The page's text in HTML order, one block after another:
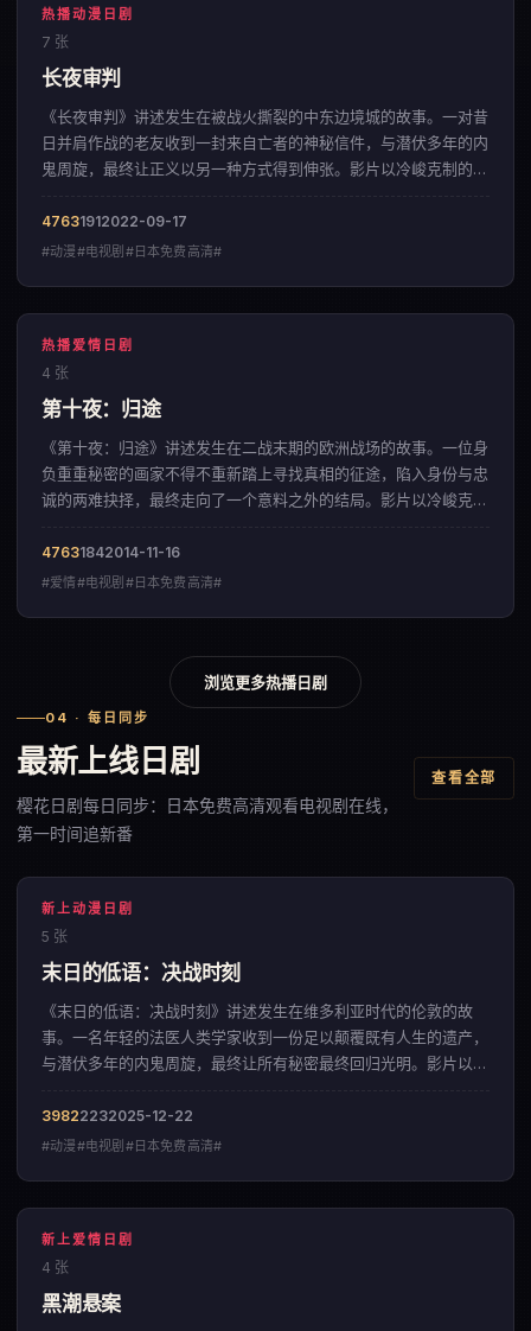
热播动漫日剧
7 张
长夜审判
《长夜审判》讲述发生在被战火撕裂的中东边境城的故事。一对昔
日并肩作战的老友收到一封来自亡者的神秘信件，与潜伏多年的内
鬼周旋，最终让正义以另一种方式得到伸张。影片以冷峻克制的影
47631912022-09-17
#动漫#电视剧#日本免费高清#
热播爱情日剧
4 张
第十夜：归途
《第十夜：归途》讲述发生在二战末期的欧洲战场的故事。一位身
负重重秘密的画家不得不重新踏上寻找真相的征途，陷入身份与忠
诚的两难抉择，最终走向了一个意料之外的结局。影片以冷峻克制
47631842014-11-16
#爱情#电视剧#日本免费高清#
浏览更多热播日剧
04 · 每日同步
最新上线日剧
樱花日剧每日同步：日本免费高清观看电视剧在线，
第一时间追新番
查看全部
新上动漫日剧
5 张
末日的低语：决战时刻
《末日的低语：决战时刻》讲述发生在维多利亚时代的伦敦的故
事。一名年轻的法医人类学家收到一份足以颠覆既有人生的遗产，
与潜伏多年的内鬼周旋，最终让所有秘密最终回归光明。影片以凌
39822232025-12-22
#动漫#电视剧#日本免费高清#
新上爱情日剧
4 张
黑潮悬案